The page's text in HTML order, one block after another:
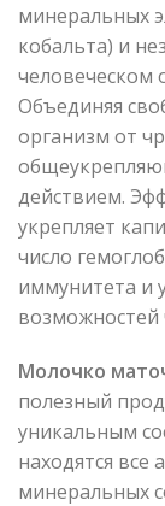
минеральных
кобальта) и
человеческом
Объединяя
организм от
действием.
укрепляет
число
иммунитета и
возможностей
Молочко
полезный
уникальным
находятся
минеральных